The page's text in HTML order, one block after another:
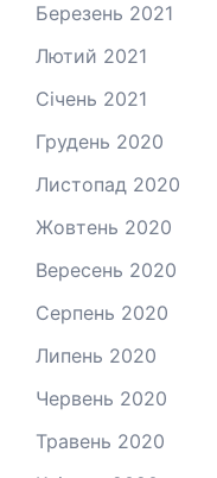
Березень 2021
Лютий 2021
Січень 2021
Грудень 2020
Листопад 2020
Жовтень 2020
Вересень 2020
Серпень 2020
Липень 2020
Червень 2020
Травень 2020